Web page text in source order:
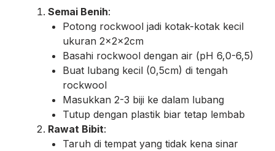
Semai Benih:
Potong rockwool jadi kotak-kotak kecil
ukuran 2x2x2cm
Basahi rockwool dengan air (pH 6,0-6,5)
Buat lubang kecil (0,5cm) di tengah
rockwool
Masukkan 2-3 biji ke dalam lubang
Tutup dengan plastik biar tetap lembab
Rawat Bibit:
Taruh di tempat yang tidak kena sinar